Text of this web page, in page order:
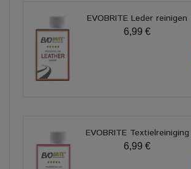
EVOBRITE Leder reinigen
6,99 €
EVOBRITE Textielreiniging
6,99 €